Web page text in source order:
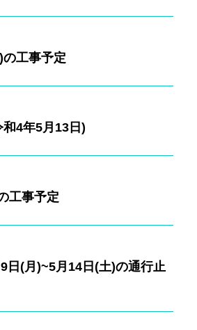
工事予定
4年5月13日)
工事予定
日(月)~5月14日(土)の通行止